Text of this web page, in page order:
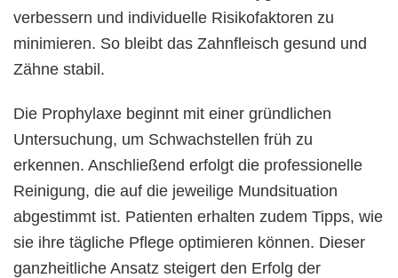
verbessern und individuelle Risikofaktoren zu
minimieren. So bleibt das Zahnfleisch gesund und
Zähne stabil.
Die Prophylaxe beginnt mit einer gründlichen
Untersuchung, um Schwachstellen früh zu
erkennen. Anschließend erfolgt die professionelle
Reinigung, die auf die jeweilige Mundsituation
abgestimmt ist. Patienten erhalten zudem Tipps, wie
sie ihre tägliche Pflege optimieren können. Dieser
ganzheitliche Ansatz steigert den Erfolg der